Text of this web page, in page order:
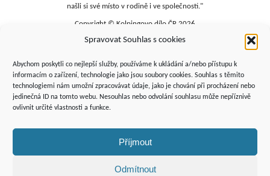
Spravovat Souhlas s cookies
Abychom poskytli co nejlepší služby, používáme k ukládání a/nebo přístupu k
informacím o zařízení, technologie jako jsou soubory cookies. Souhlas s těmito
technologiemi nám umožní zpracovávat údaje, jako je chování při procházení nebo
jedinečná ID na tomto webu. Nesouhlas nebo odvolání souhlasu může nepříznivě
ovlivnit určité vlastnosti a funkce.
Příjmout
Odmítnout
našli si své místo v rodině i ve společnosti."
Copyright © Kolpingovo dílo ČR 2026
Studentská 4
budova polikliniky, 4. patro
Žďár nad Sázavou, 591 01
+420 566 690 135
srdicko@kolping.cz